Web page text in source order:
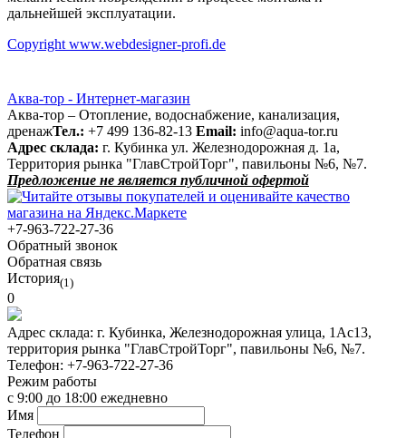
дальнейшей эксплуатации.
Copyright www.webdesigner-profi.de
Аква-тор - Интернет-магазин
Аква-тор – Отопление, водоснабжение, канализация,
дренажТел.: +7 499 136-82-13 Email: info@aqua-tor.ru
Адрес склада: г. Кубинка ул. Железнодорожная д. 1а,
Территория рынка "ГлавСтройТорг", павильоны №6, №7.
Предложение не является публичной офертой
+7-963-722-27-36
Обратный звонок
Обратная связь
История(1)
0
Адрес склада: г. Кубинка, Железнодорожная улица, 1Ас13,
территория рынка "ГлавСтройТорг", павильоны №6, №7.
Телефон: +7-963-722-27-36
Режим работы
с 9:00 до 18:00 ежедневно
Имя
Телефон